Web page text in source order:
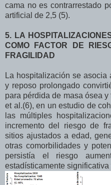
cama no es contrarrestado
artificial de 2,5 (5).
5. LA
COMO FACTOR DE
FRAGILIDAD
La hospitalización se
y reposo prolongado
para pérdida de masa ósea
et al.(6), en un estudio de
las múltiples
incremento del riesgo de
sitios ajustados a edad,
otras comorbilidades y
persistía el riesgo
estadísticamente significativa